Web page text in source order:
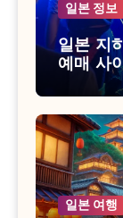
일본 정보
일본 지
예매 사
일본 여행